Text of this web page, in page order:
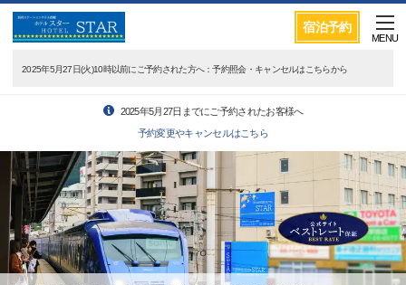
宿泊予約
MENU
2025年5月27日(火)10時以前にご予約された方へ：予約照会・キャンセルはこちらから
2025年5月27日までにご予約されたお客様へ
予約変更やキャンセルはこちら